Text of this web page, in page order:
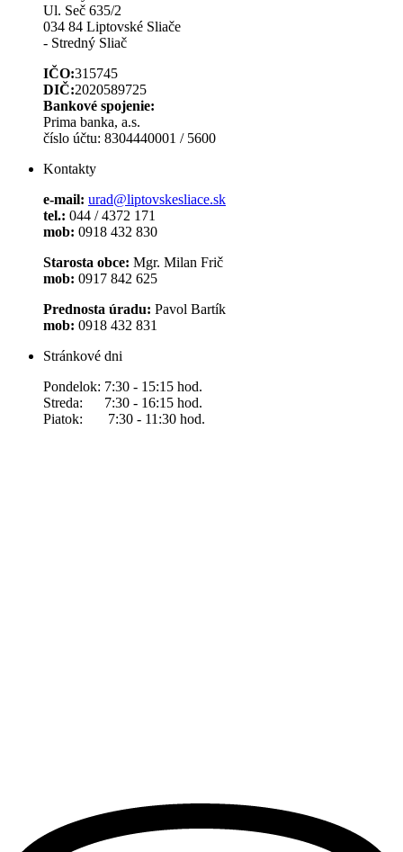
Ul. Seč 635/2
034 84 Liptovské Sliače
- Stredný Sliač
IČO:315745
DIČ:2020589725
Bankové spojenie:
Prima banka, a.s.
číslo účtu: 8304440001 / 5600
Kontakty
e-mail: urad@liptovskesliace.sk
tel.: 044 / 4372 171
mob: 0918 432 830
Starosta obce: Mgr. Milan Frič
mob: 0917 842 625
Prednosta úradu: Pavol Bartík
mob: 0918 432 831
Stránkové dni
Pondelok: 7:30 - 15:15 hod.
Streda: 7:30 - 16:15 hod.
Piatok: 7:30 - 11:30 hod.